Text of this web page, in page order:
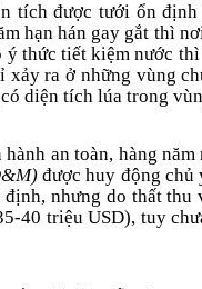
tích đư­ợc tư­ới ổn
hạn hán gay gắt thì
ý thức tiết kiệm nư­ớc
ra ở những vùng
diện tích lúa trong
an toàn, hàng
được huy động
nh­ưng do thất thu
40 triệu USD), tuy